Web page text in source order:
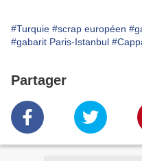
#Turquie #scrap européen
#gabarit Paris-Istanbul
Partager